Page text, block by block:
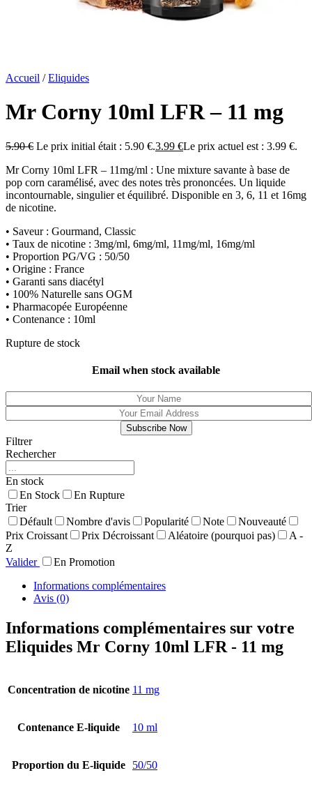
Accueil / Eliquides
Mr Corny 10ml LFR – 11 mg
5.90€ Le prix initial était : 5.90 €.3.99 €Le prix actuel est : 3.99 €.
Mr Corny 10ml LFR – 11mg/ml : Une mixture savante à base de
pop corn caramélisé, avec des notes très prononcées. Un liquide
incontournable, singulier et équilibré. Disponible en 3, 6, 11 et 16mg
de nicotine.
• Saveur : Gourmand, Classic
• Taux de nicotine : 3mg/ml, 6mg/ml, 11mg/ml, 16mg/ml
• Proportion PG/VG : 50/50
• Origine : France
• Garanti sans diacétyl
• 100% Naturelle sans OGM
• Pharmacopée Européenne
• Contenance : 10ml
Rupture de stock
Email when stock available
Filtrer
Rechercher
En stock
En Stock
En Rupture
Trier
Défault
Nombre d'avis Popularité Note
Nouveauté
Prix Croissant
Prix Décroissant Aléatoire (pourquoi pas)
A -
Z
Valider
En Promotion
Informations complémentaires
Avis (0)
Informations complémentaires sur votre
Eliquides Mr Corny 10ml LFR - 11 mg
Concentration de nicotine 11 mg
Contenance E-liquide 10 ml
Proportion du E-liquide 50/50